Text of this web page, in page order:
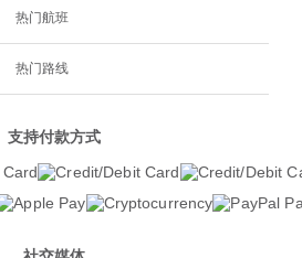
热门航班
热门路线
支持付款方式